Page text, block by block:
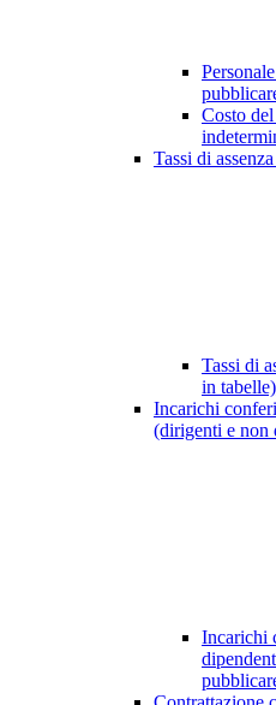
Costo
Tassi di assenza
Tassi di
in tabelle)
Incarichi
(dirigenti e non
Incarichi